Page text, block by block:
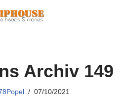
Archiv 149
07/10/2021